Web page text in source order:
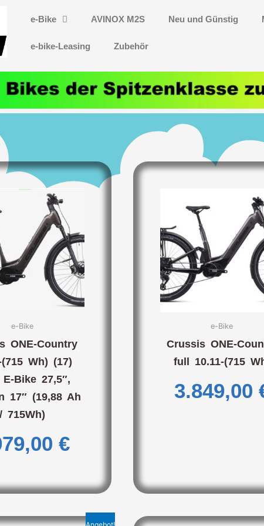
e-Bike AVINOX M2S Neu und Günstig
e-bike-Leasing Zubehör
e-Bike
ONE-Country
(715 Wh) (17)
E-Bike 27,5″,
17″ (19,88 Ah
/ 715Wh)
€
e-Bike
Crussis ONE-
full 10.11-(715
3.849,00